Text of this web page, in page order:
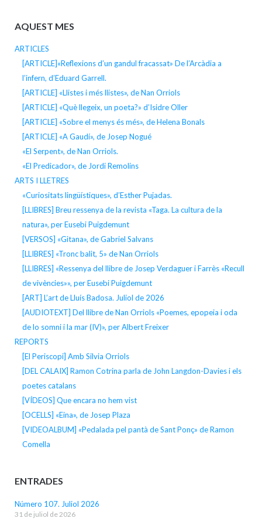
AQUEST MES
ARTICLES
[ARTICLE]«Reflexions d’un gandul fracassat» De l’Arcàdia a
l’infern, d’Eduard Garrell.
[ARTICLE] «Llistes i més llistes», de Nan Orriols
[ARTICLE] «Què llegeix, un poeta?» d’Isidre Oller
[ARTICLE] «Sobre el menys és més», de Helena Bonals
[ARTICLE] «A Gaudí», de Josep Nogué
«El Serpent», de Nan Orriols.
«El Predicador», de Jordi Remolins
ARTS I LLETRES
«Curiositats lingüístiques», d’Esther Pujadas.
[LLIBRES] Breu ressenya de la revista «Taga. La cultura de la
natura», per Eusebi Puigdemunt
[VERSOS] «Gitana», de Gabriel Salvans
[LLIBRES] «Tronc balit, 5» de Nan Orriols
[LLIBRES] «Ressenya del llibre de Josep Verdaguer i Farrès «Recull
de vivències»», per Eusebi Puigdemunt
[ART] L’art de Lluís Badosa. Juliol de 2026
[AUDIOTEXT] Del llibre de Nan Orriols «Poemes, epopeia i oda
de lo somni i la mar (IV)», per Albert Freixer
REPORTS
[El Periscopi] Amb Silvia Orriols
[DEL CALAIX] Ramon Cotrina parla de John Langdon-Davies i els
poetes catalans
[VÍDEOS] Que encara no hem vist
[OCELLS] «Eina», de Josep Plaza
[VIDEOALBUM] «Pedalada pel pantà de Sant Ponç» de Ramon
Comella
ENTRADES
Número 107. Juliol 2026
31 de juliol de 2026